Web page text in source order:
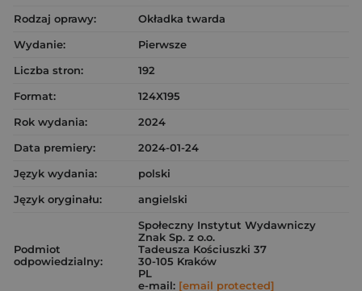
Rodzaj oprawy:
Okładka twarda
Wydanie:
Pierwsze
Liczba stron:
192
Format:
124X195
Rok wydania:
2024
Data premiery:
2024-01-24
Język wydania:
polski
Język oryginału:
angielski
Podmiot
odpowiedzialny:
Społeczny Instytut Wydawniczy
Znak Sp. z o.o.
Tadeusza Kościuszki 37
30-105 Kraków
PL
e-mail: [email protected]